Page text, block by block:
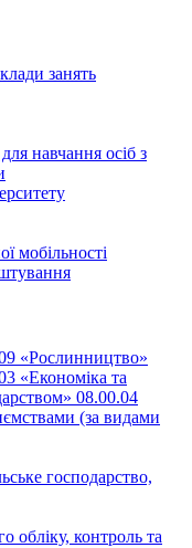
занять
навчання осіб з
мобільності
«Рослинництво»
«Економіка та
08.00.04
(за видами
господарство,
обліку, контроль та